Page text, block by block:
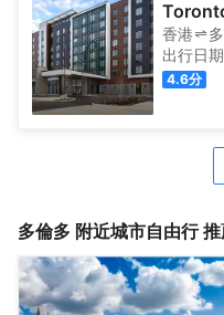
和Canada Customs離此
酒店對客房的裝飾十分考
熨衣設備、房內保險箱和
的客房設施定能讓您倍感
風機，讓您感受到賓至如歸
室內泳池和健身室對於喜
結合在一起。提供乾洗服
香港
出行日
4.6分
多倫多 附近城市自由行